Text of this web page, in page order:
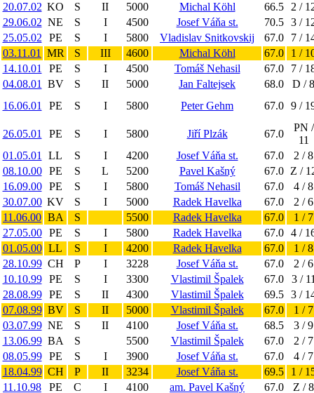
20.07.02 KO S II 5000 Michal Köhl 66.5
2 /
29.06.02 NE S I 4500 Josef Váňa st. 70.5 3 /
25.05.02
PE S I 5800 Vladislav Snitkovskij 67.0
7 /
03.11.01
MR S III 4600 Michal Köhl 67.0
1 /
14.10.01
PE S I 4500 Tomáš Nehasil 67.0
7 /
04.08.01
BV S II 5000 Jan Faltejsek 68.0
D / 8
16.06.01
PE S I 5800 Peter Gehm 67.0 9 /
26.05.01 PE S I 5800 Jiří Plzák 67.0
PN /
11
01.05.01
LL S I 4200 Josef Váňa st. 67.0
2 / 8
08.10.00
PE S L 5200 Pavel Kašný 67.0 Z /
16.09.00
PE S I 5800 Tomáš Nehasil 67.0
4 / 8
30.07.00 KV S I 5000 Radek Havelka 67.0
2 / 6
11.06.00 BA S 5500 Radek Havelka 67.0
1 / 7
27.05.00
PE S I 5800 Radek Havelka 67.0 4 /
01.05.00 LL S I 4200 Radek Havelka 67.0
1 / 8
28.10.99 CH P I 3228 Josef Váňa st. 67.0
2 / 6
10.10.99
PE S I 3300 Vlastimil Špalek 67.0
3 /
28.08.99
PE S II 4300 Vlastimil Špalek 69.5 3 /
07.08.99 BV S II 5000 Vlastimil Špalek 67.0
1 / 7
03.07.99 NE S II 4100 Josef Váňa st. 68.5
3 / 9
13.06.99 BA S 5500 Vlastimil Špalek 67.0
2 / 7
08.05.99
PE S I 3900 Josef Váňa st. 67.0
4 / 7
18.04.99 CH P II 3234 Josef Váňa st. 69.5
1 /
11.10.98
PE C I 4100 am. Pavel Kašný 67.0
Z / 8